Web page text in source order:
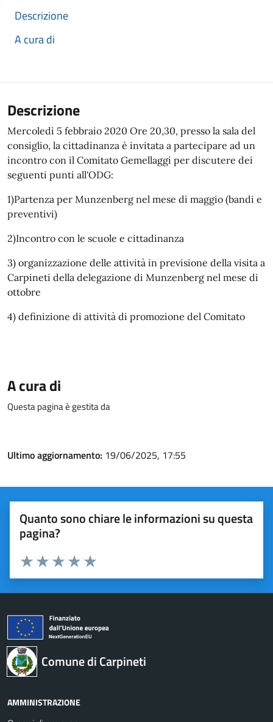
Descrizione
A cura di
Descrizione
Mercoledì 5 febbraio 2020 Ore 20,30, presso la sala del
consiglio, la cittadinanza è invitata a partecipare ad un
incontro con il Comitato Gemellaggi per discutere dei
seguenti punti all'ODG:
1)Partenza per Munzenberg nel mese di maggio (bandi e
preventivi)
2)Incontro con le scuole e cittadinanza
3) organizzazione delle attività in previsione della visita a
Carpineti della delegazione di Munzenberg nel mese di
ottobre
4) definizione di attività di promozione del Comitato
A cura di
Questa pagina è gestita da
Ultimo aggiornamento: 19/06/2025, 17:55
Quanto sono chiare le informazioni su questa
pagina?
Valuta 5 stelle su 5
Valuta 4 stelle su 5
Valuta 3 stelle su 5
Valuta 2 stelle su 5
Valuta 1 stelle su 5
Comune di Carpineti
AMMINISTRAZIONE